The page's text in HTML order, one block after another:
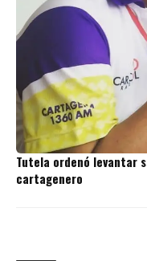
Tutela ordenó levantar
cartagenero